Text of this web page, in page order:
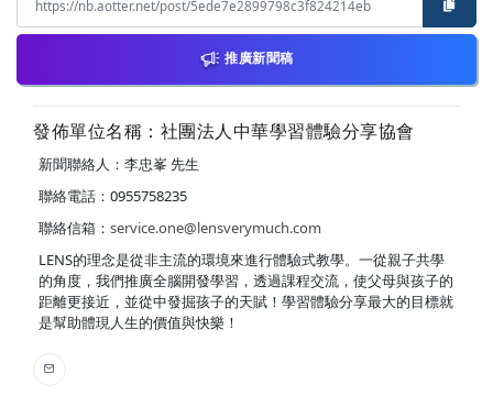
推廣新聞稿
發佈單位名稱：社團法人中華學習體驗分享協會
新聞聯絡人：李忠峯 先生
聯絡電話：0955758235
聯絡信箱： service.one@lensverymuch.com
LENS的理念是從非主流的環境來進行體驗式教學。一從親子共學
的角度，我們推廣全腦開發學習，透過課程交流，使父母與孩子的
距離更接近，並從中發掘孩子的天賦！學習體驗分享最大的目標就
是幫助體現人生的價值與快樂！